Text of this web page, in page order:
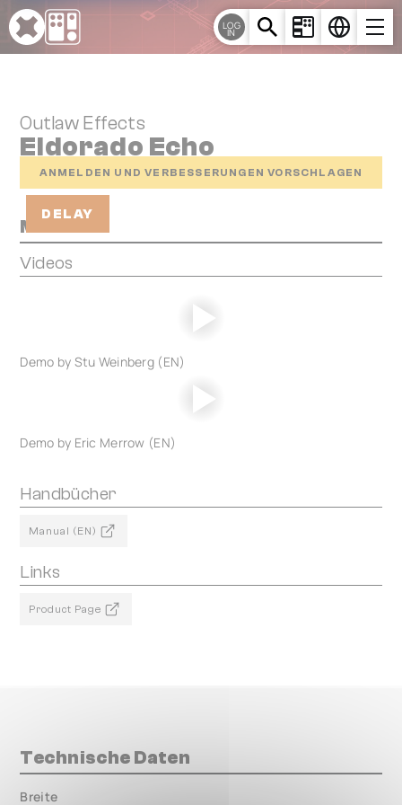
Cookie-Einstellungen
LOG
IN
Outlaw Effects
Eldorado Echo
ANMELDEN UND VERBESSERUNGEN VORSCHLAGEN
DELAY
Media
Videos
Demo by Stu Weinberg (EN)
Demo by Eric Merrow (EN)
Handbücher
Manual (EN)
Links
Product Page
Technische Daten
Breite